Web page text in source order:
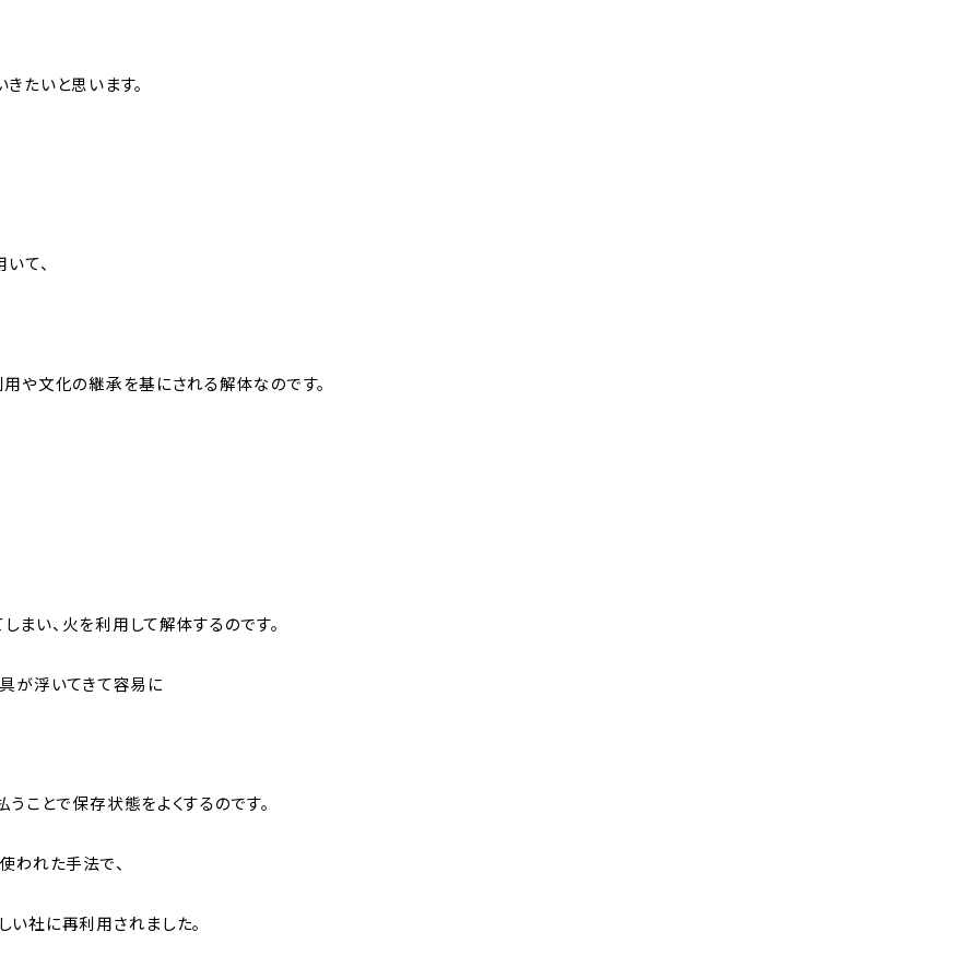
たいと思います。
て、
や文化の継承を基にされる解体なのです。
い、火を利用して解体するのです。
が浮いてきて容易に
ことで保存状態をよくするのです。
われた手法で、
社に再利用されました。